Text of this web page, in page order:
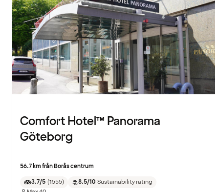
Comfort Hotel™ Panorama
Göteborg
56.7 km från Borås centrum
3.7/5 (1555) 8.5/10 Sustainability rating